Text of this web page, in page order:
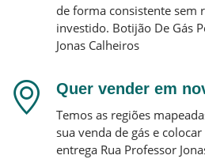
de forma consistente sem
investido. Botijão De Gás
Jonas Calheiros
Quer vender em
Temos as regiões
sua venda de gás e
entrega Rua Professor